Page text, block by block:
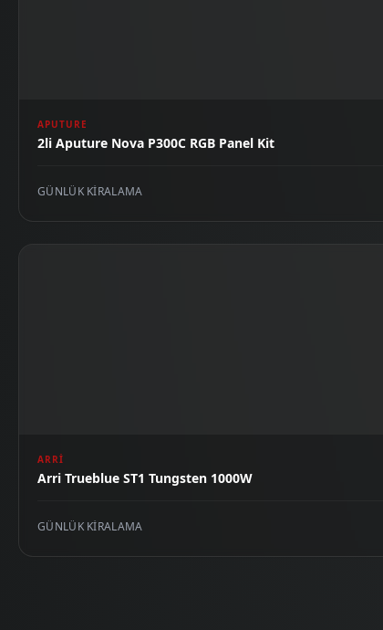
APUTURE
2li Aputure Nova P300C RGB Panel Kit
GÜNLÜK KIRALAMA
ARRI
Arri Trueblue ST1 Tungsten 1000W
GÜNLÜK KIRALAMA